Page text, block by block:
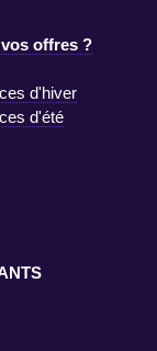
offres ?
d'hiver
d'été